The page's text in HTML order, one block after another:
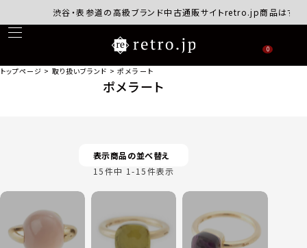
渋谷・表参道の高級ブランド中古通販サイトretro.jp商品はすべて
0
トップページ 取り扱いブランド ポメラート
ポメラート
表示商品の並べ替え
15件中 1-15件表示